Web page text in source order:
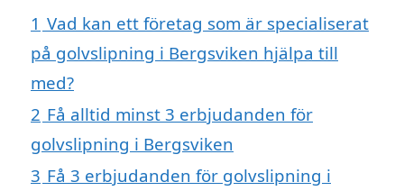
1 Vad kan ett företag som är specialiserat
på golvslipning i Bergsviken hjälpa till
med?
2 Få alltid minst 3 erbjudanden för
golvslipning i Bergsviken
3 Få 3 erbjudanden för golvslipning i